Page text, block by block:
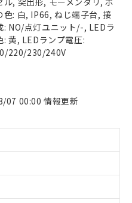
色: 白, IP66, ねじ端子台, 接
: NO/点灯ユニット/-, LEDラ
: 黄, LEDランプ電圧:
220/230/240V
07 00:00 情報更新